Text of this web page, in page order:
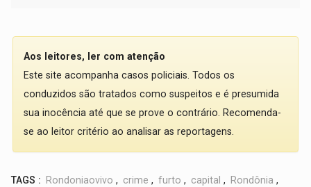
Aos leitores, ler com atenção
Este site acompanha casos policiais. Todos os
conduzidos são tratados como suspeitos e é presumida
sua inocência até que se prove o contrário. Recomenda-
se ao leitor critério ao analisar as reportagens.
TAGS : Rondoniaovivo , crime , furto , capital , Rondônia ,